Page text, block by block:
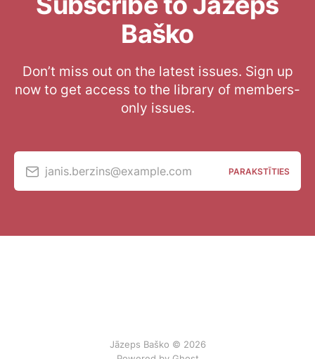
Baško
Don’t miss out on the latest issues. Sign up
now to get access to the library of members-
only issues.
janis.berzins@example.com PARAKSTĪTIES
Jāzeps Baško © 2026